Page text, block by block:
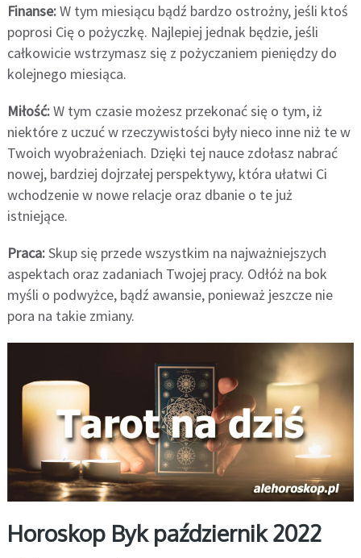
Finanse:W tym miesiącu bądź bardzo ostrożny, jeśli ktoś
poprosi Cię o pożyczkę. Najlepiej jednak będzie, jeśli
całkowicie wstrzymasz się z pożyczaniem pieniędzy do
kolejnego miesiąca.
Miłość:W tym czasie możesz przekonać się o tym, iż
niektóre z uczuć w rzeczywistości były nieco inne niż te w
Twoich wyobrażeniach. Dzięki tej nauce zdołasz nabrać
nowej, bardziej dojrzałej perspektywy, która ułatwi Ci
wchodzenie w nowe relacje oraz dbanie o te już
istniejące.
Praca:Skup się przede wszystkim na najważniejszych
aspektach oraz zadaniach Twojej pracy. Odłóż na bok
myśli o podwyżce, bądź awansie, ponieważ jeszcze nie
pora na takie zmiany.
Horoskop Byk październik 2022